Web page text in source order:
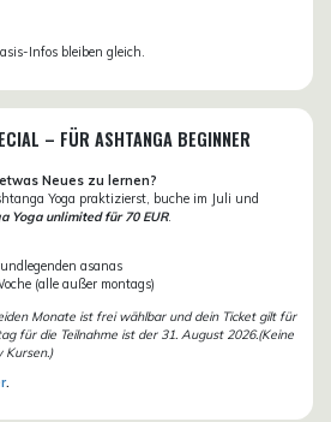
Infos bleiben gleich.
– FÜR ASHTANGA BEGINNER
Neues zu lernen?
Yoga praktizierst, buche im Juli und
Yoga unlimited für 70 EUR.
asanas
(alle außer montags)
Monate ist frei wählbar und dein Ticket gilt für
für die Teilnahme ist der 31. August 2026.(Keine
Kursen.)
.